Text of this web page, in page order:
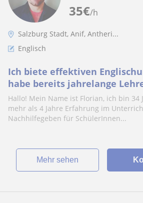
35€/h
Salzburg Stadt, Anif, Antheri...
Englisch
Ich biete effektiven
habe bereits jahrelange
kann kompetenten
Hallo! Mein Name ist Florian, ich bin 34
mehr als 4 Jahre Erfahrung im
Nachhilfegeben für SchülerInnen...
Mehr sehen